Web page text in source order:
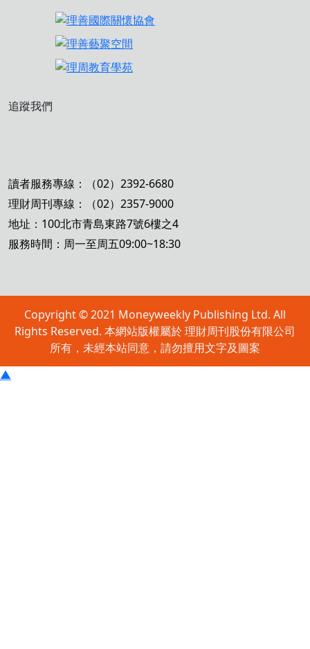
追蹤我們
讀者服務專線：（02）2392-6680
理財周刊專線：（02）2357-9000
地址：100北市青島東路7號6樓之4
服務時間：周一至周五09:00~18:30
Copyright © 2021 Moneyweekly Publishing Ltd. All
Rights Reserved. 本網站版權屬於 理財周刊股份有限公司
所有，未經本站同意，請勿擅用文字及圖案
▲